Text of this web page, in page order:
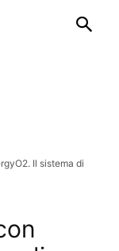
Il sistema di